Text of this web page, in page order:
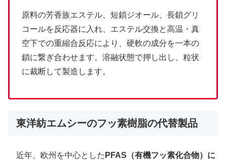
原料の芳香族エステル、短鎖ジオール、長鎖グリ
コールを反応器に入れ、エステル交換と高温・真
空下での重縮合反応により、硬軟の成分を一本の
鎖に繋ぎ合わせます。溶融状態で押し出し、粒状
に裁断して製造します。
東洋紡エムシーのフッ素樹脂の代替製品
近年、欧州を中心とした PFAS（有機フッ素化合物）に